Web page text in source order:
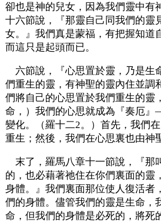
卻也是神的兒女，因為我們靈中有
十六節說，『那靈自己同我們的靈
女。』我們真是蒙福，有把握知道
而這只是起頭而已。
六節說，『心思置於靈，乃是
們重生的靈，有神聖的靈內住並調
們將自己的心思置於我們重生的靈
命，）我們的心思就成為『奏厄
變化。（羅十二2。）首先，我們
重生；然後，我們在心思裏也由神
末了，羅馬八章十一節說，『那
的，也必藉著祂住在你們裏面的靈
身體。』我們裏面那位使人復活者
們的身體。儘管我們的靈是生命，
命，但我們的身體是必死的，將死